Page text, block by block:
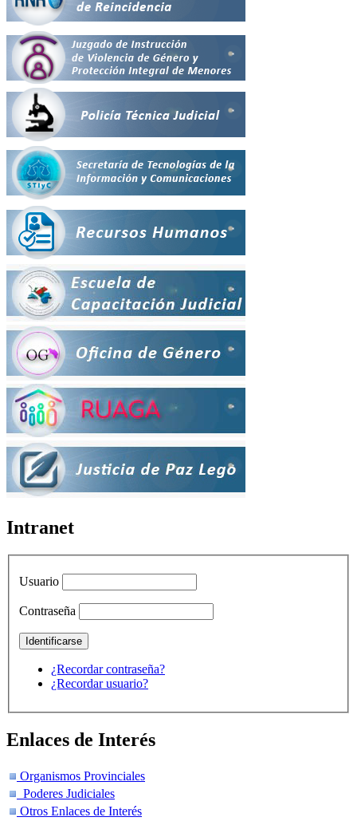
Intranet
Usuario
Contraseña
¿Recordar contraseña?
¿Recordar usuario?
Enlaces de Interés
Organismos Provinciales
Poderes Judiciales
Otros Enlaces de Interés